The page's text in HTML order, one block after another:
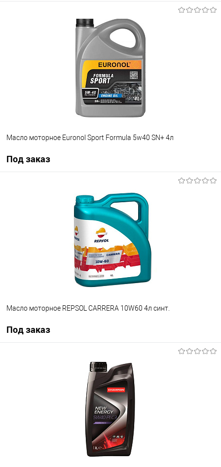
Под заказ
Недоступно
Масло моторное Euronol Sport Formula 5w40 SN+ 4л
Под заказ
Масло моторное REPSOL CARRERA 10W60 4л синт.
Под заказ
Недоступно